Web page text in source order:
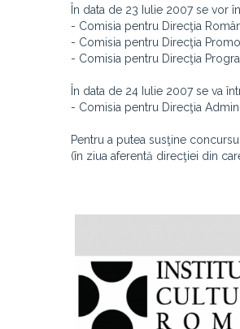
În data de 23 Iulie 2007 se vor
- Comisia pentru Direcţia
- Comisia pentru Direcţia
- Comisia pentru Direcţia
În data de 24 Iulie 2007 se va
- Comisia pentru Direcţia
Pentru a putea susţine
(în ziua aferentă direcţiei din